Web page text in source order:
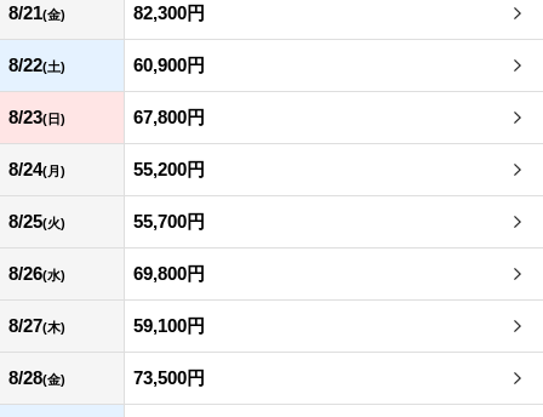
8/21(金) 82,300円
8/22(土) 60,900円
8/23(日) 67,800円
8/24(月) 55,200円
8/25(火) 55,700円
8/26(水) 69,800円
8/27(木) 59,100円
8/28(金) 73,500円